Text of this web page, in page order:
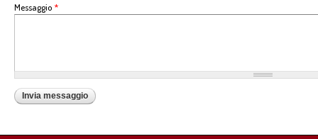
Messaggio *